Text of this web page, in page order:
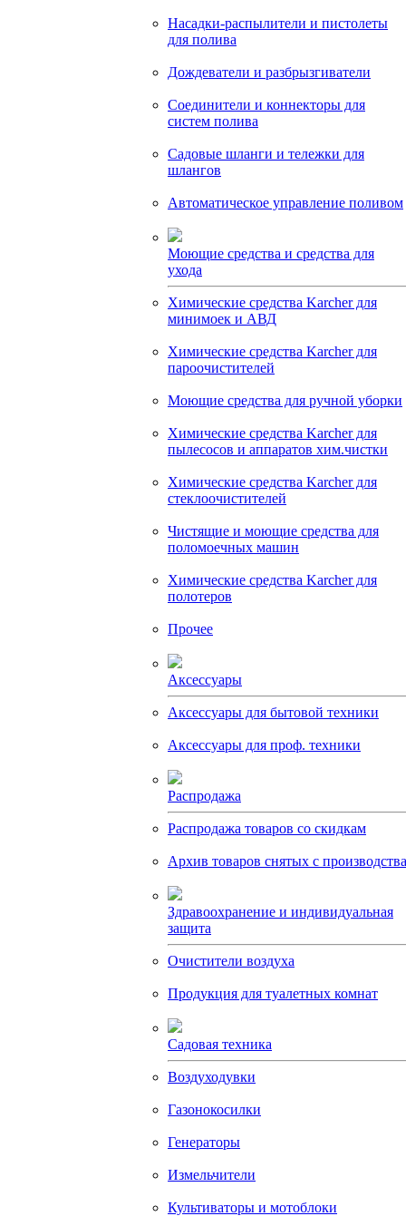
Насадки-распылители и пистолеты
для полива
Дождеватели и разбрызгиватели
Соединители и коннекторы для
систем полива
Садовые шланги и тележки для
шлангов
Автоматическое управление поливом
Моющие средства и средства для
ухода
Химические средства Karcher для
минимоек и АВД
Химические средства Karcher для
пароочистителей
Моющие средства для ручной уборки
Химические средства Karcher для
пылесосов и аппаратов хим.чистки
Химические средства Karcher для
стеклоочистителей
Чистящие и моющие средства для
поломоечных машин
Химические средства Karcher для
полотеров
Прочее
Аксессуары
Аксессуары для бытовой техники
Аксессуары для проф. техники
Распродажа
Распродажа товаров со скидкам
Архив товаров снятых с производства
Здравоохранение и индивидуальная
защита
Очистители воздуха
Продукция для туалетных комнат
Садовая техника
Воздуходувки
Газонокосилки
Генераторы
Измельчители
Культиваторы и мотоблоки